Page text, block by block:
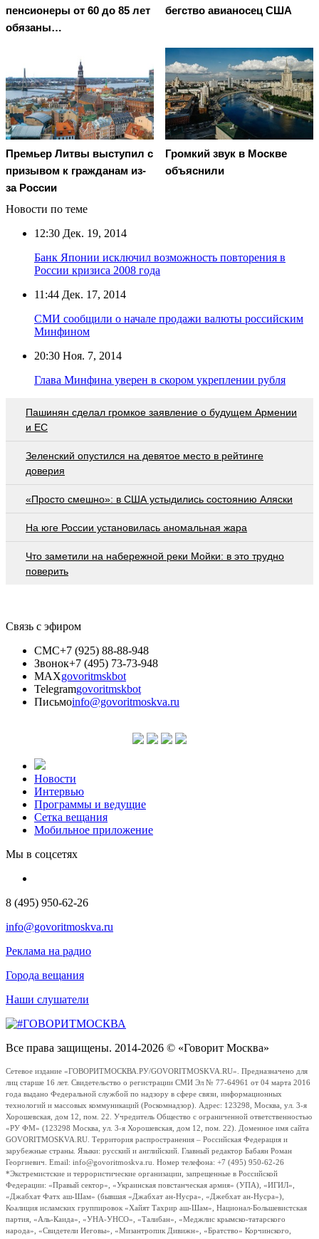
пенсионеры от 60 до 85 лет
обязаны…
бегство авианосец США
Премьер Литвы выступил с
призывом к гражданам из-
за России
Громкий звук в Москве
объяснили
Новости по теме
12:30 Дек. 19, 2014
Банк Японии исключил возможность повторения в
России кризиса 2008 года
11:44 Дек. 17, 2014
СМИ сообщили о начале продажи валюты российским
Минфином
20:30 Ноя. 7, 2014
Глава Минфина уверен в скором укреплении рубля
Пашинян сделал громкое заявление о будущем Армении
и ЕС
Зеленский опустился на девятое место в рейтинге
доверия
«Просто смешно»: в США устыдились состоянию Аляски
На юге России установилась аномальная жара
Что заметили на набережной реки Мойки: в это трудно
поверить
Связь с эфиром
СМС+7 (925) 88-88-948
Звонок+7 (495) 73-73-948
MAXgovoritmskbot
Telegramgovoritmskbot
Письмоinfo@govoritmoskva.ru
Новости
Интервью
Программы и ведущие
Сетка вещания
Мобильное приложение
Мы в соцсетях
8 (495) 950-62-26
info@govoritmoskva.ru
Реклама на радио
Города вещания
Наши слушатели
Все права защищены. 2014-2026 © «Говорит Москва»
Сетевое издание «ГОВОРИТМОСКВА.РУ/GOVORITMOSKVA.RU». Предназначено для
лиц старше 16 лет. Свидетельство о регистрации СМИ Эл № 77-64961 от 04 марта 2016
года выдано Федеральной службой по надзору в сфере связи, информационных
технологий и массовых коммуникаций (Роскомнадзор). Адрес: 123298, Москва, ул. 3-я
Хорошевская, дом 12, пом. 22. Учредитель Общество с ограниченной ответственностью
«РУ ФМ» (123298 Москва, ул. 3-я Хорошевская, дом 12, пом. 22). Доменное имя сайта
GOVORITMOSKVA.RU. Территория распространения – Российская Федерация и
зарубежные страны. Языки: русский и английский. Главный редактор Бабаян Роман
Георгиевич. Email: info@govoritmoskva.ru. Номер телефона: +7 (495) 950-62-26
*Экстремистские и террористические организации, запрещенные в Российской
Федерации: «Правый сектор», «Украинская повстанческая армия» (УПА), «ИГИЛ»,
«Джабхат Фатх аш-Шам» (бывшая «Джабхат ан-Нусра», «Джебхат ан-Нусра»),
Коалиция исламских группировок «Хайят Тахрир аш-Шам», Национал-Большевистская
партия, «Аль-Каида», «УНА-УНСО», «Талибан», «Меджлис крымско-татарского
народа», «Свидетели Иеговы», «Мизантропик Дивижн», «Братство» Корчинского,